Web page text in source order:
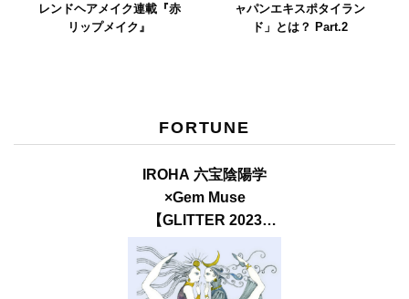
レンドヘアメイク連載『赤
リップメイク』
ャパンエキスポタイラン
ド」とは？ Part.2
FORTUNE
IROHA 六宝陰陽学
×Gem Muse
【GLITTER 2023
SUMMER issue】